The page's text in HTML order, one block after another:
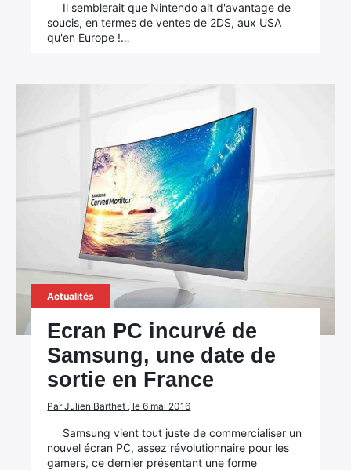
Il semblerait que Nintendo ait d'avantage de
soucis, en termes de ventes de 2DS, aux USA
qu'en Europe !…
Actualités
Ecran PC incurvé de
Samsung, une date de
sortie en France
Par Julien Barthet , le 6 mai 2016
Samsung vient tout juste de commercialiser un
nouvel écran PC, assez révolutionnaire pour les
gamers, ce dernier présentant une forme